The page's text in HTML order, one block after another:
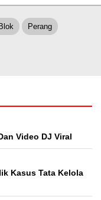
Perang
Video DJ Viral
Kasus Tata Kelola